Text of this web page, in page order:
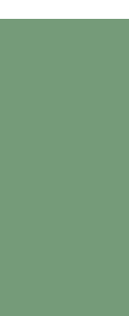
BEREGN PRIS